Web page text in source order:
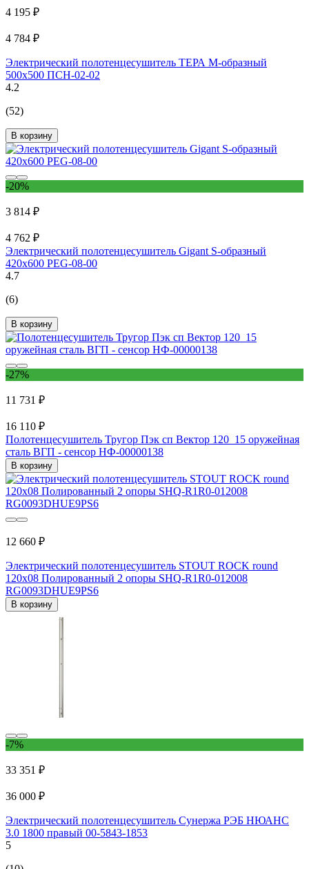
4 195 ₽
4 784 ₽
Электрический полотенцесушитель ТЕРА М-образный
500х500 ПСН-02-02
4.2
(52)
В корзину
-20%
3 814 ₽
4 762 ₽
Электрический полотенцесушитель Gigant S-образный
420x600 PEG-08-00
4.7
(6)
В корзину
-27%
11 731 ₽
16 110 ₽
Полотенцесушитель Тругор Пэк сп Вектор 120_15 оружейная
сталь ВГП - сенсор НФ-00000138
В корзину
12 660 ₽
Электрический полотенцесушитель STOUT ROCK round
120x08 Полированный 2 опоры SHQ-R1R0-012008
RG0093DHUE9PS6
В корзину
-7%
33 351 ₽
36 000 ₽
Электрический полотенцесушитель Сунержа РЭБ НЮАНС
3.0 1800 правый 00-5843-1853
5